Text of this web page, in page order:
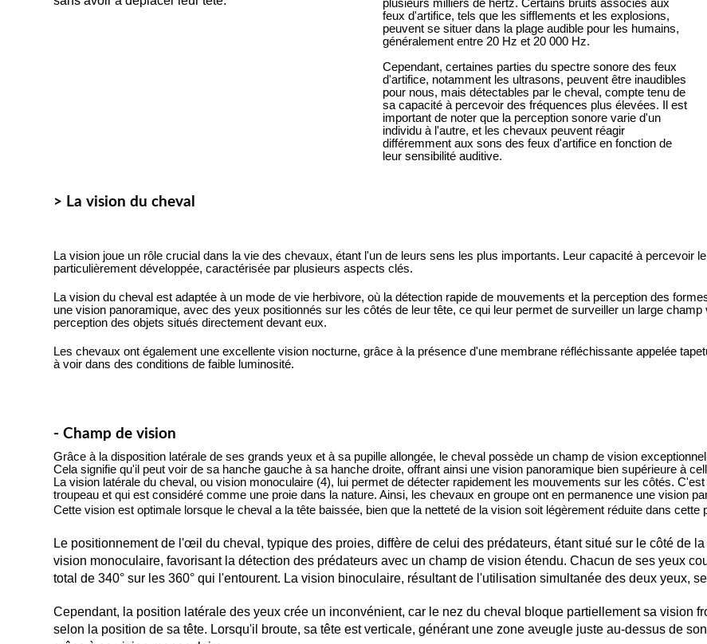
plusieurs milliers de hertz. Certains bruits associés aux
feux d'artifice, tels que les sifflements et les explosions,
peuvent se situer dans la plage audible pour les humains,
généralement entre 20 Hz et 20 000 Hz.
Cependant, certaines parties du spectre sonore des feux
d'artifice, notamment les ultrasons, peuvent être inaudibles
pour nous, mais détectables par le cheval, compte tenu de
sa capacité à percevoir des fréquences plus élevées. Il est
important de noter que la perception sonore varie d'un
individu à l'autre, et les chevaux peuvent réagir
différemment aux sons des feux d'artifice en fonction de
leur sensibilité auditive.
> La vision du cheval
La vision joue un rôle crucial dans la vie des chevaux, étant l'un de leurs sens les plus importants. Leur capacité à percevoir
particulièrement développée, caractérisée par plusieurs aspects clés.
La vision du cheval est adaptée à un mode de vie herbivore, où la détection rapide de mouvements et la perception des
une vision panoramique, avec des yeux positionnés sur les côtés de leur tête, ce qui leur permet de surveiller un large
perception des objets situés directement devant eux.
Les chevaux ont également une excellente vision nocturne, grâce à la présence d'une membrane réfléchissante appelée
à voir dans des conditions de faible luminosité.
- Champ de vision
Grâce à la disposition latérale de ses grands yeux et à sa pupille allongée, le cheval possède un champ de vision
Cela signifie qu'il peut voir de sa hanche gauche à sa hanche droite, offrant ainsi une vision panoramique bien supérieure à
La vision latérale du cheval, ou vision monoculaire (4), lui permet de détecter rapidement les mouvements sur les côtés.
troupeau et qui est considéré comme une proie dans la nature. Ainsi, les chevaux en groupe ont en permanence une vision
Cette vision est optimale lorsque le cheval a la tête baissée, bien que la netteté de la vision soit légèrement réduite dans cette
Le positionnement de l'œil du cheval, typique des proies, diffère de celui des prédateurs, étant situé sur le côté de
vision monoculaire, favorisant la détection des prédateurs avec un champ de vision étendu. Chacun de ses yeux
total de 340° sur les 360° qui l'entourent. La vision binoculaire, résultant de l'utilisation simultanée des deux yeux,
Cependant, la position latérale des yeux crée un inconvénient, car le nez du cheval bloque partiellement sa vision
selon la position de sa tête. Lorsqu'il broute, sa tête est verticale, générant une zone aveugle juste au-dessus de